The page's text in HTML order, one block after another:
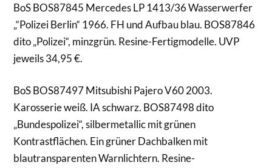
BoS BOS87845 Mercedes LP 1413/36 Wasserwerfer
„“Polizei Berlin“ 1966. FH und Aufbau blau. BOS87846
dito „Polizei“, minzgrün. Resine-Fertigmodelle. UVP
jeweils 34,95 €.
BoS BOS87497 Mitsubishi Pajero V60 2003.
Karosserie weiß. IA schwarz. BOS87498 dito
„Bundespolizei“, silbermetallic mit grünen
Kontrastflächen. Ein grüner Dachbalken mit
blautransparenten Warnlichtern. Resine-